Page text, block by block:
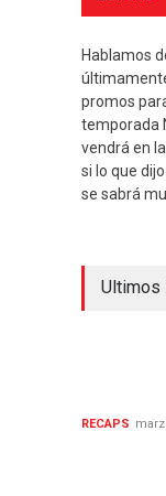
Hablamos
promos
temporada
vendrá en
si lo que
se sabrá
Ultimos
RECAPS